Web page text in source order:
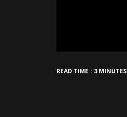
READ TIME : 3 MINUTES